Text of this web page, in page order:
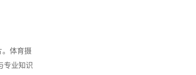
。体育摄
专业知识